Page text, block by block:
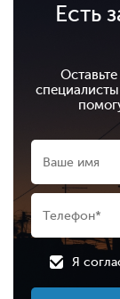
Есть
Я